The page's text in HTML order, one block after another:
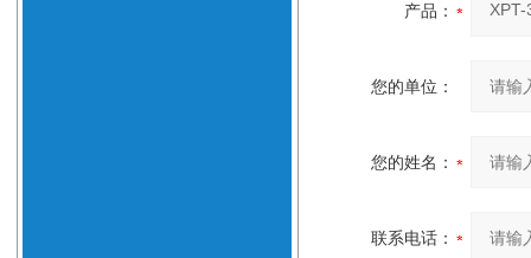
产品：
您的单位：
您的姓名：
联系电话：